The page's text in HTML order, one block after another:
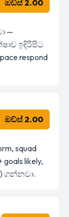
ඔඩ්ස් 2.00
—
ඉදිරිපිට
respond
ඔඩ්ස් 2.00
squad
likely,
ගන්නවා.